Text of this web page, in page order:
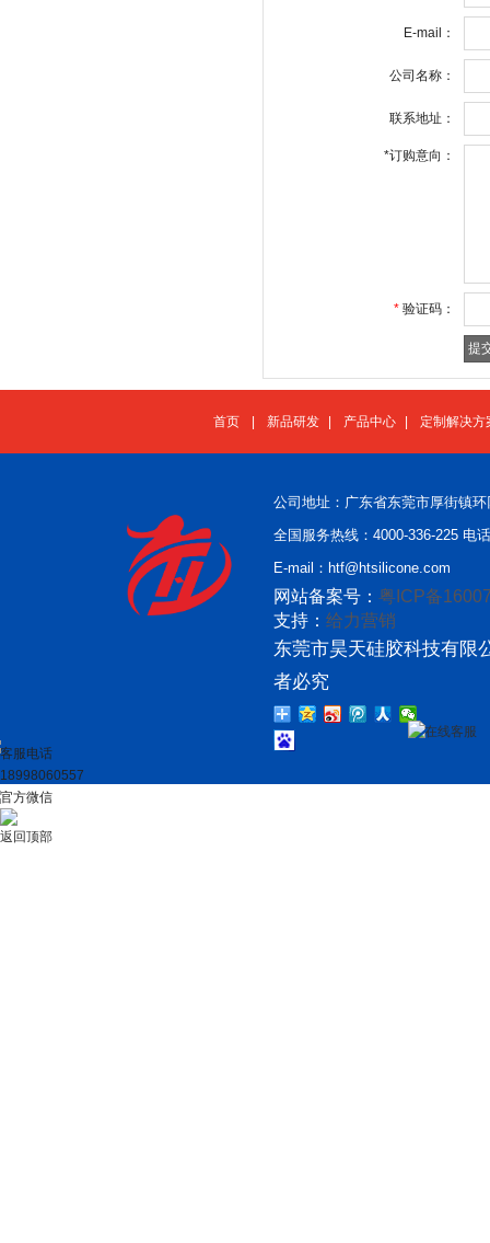
E-mail：
公司名称：
联系地址：
*订购意向：
* 验证码：
首页 新品研发 产品中心 定制解决方
公司地址：广东省东莞市厚街镇
全国服务热线：4000-336-225 电
E-mail：htf@htsilicone.com
网站备案号： 粤ICP备
支持： 给力营销
东莞市昊天硅胶科技有限
者必究
在线客服
客服电话
18998060557
官方微信
返回顶部